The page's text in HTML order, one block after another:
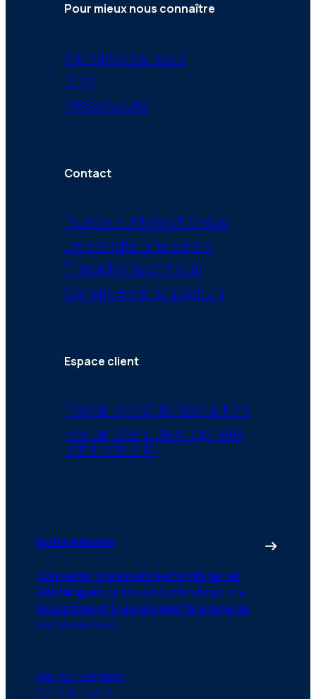
Pour mieux nous connaître
À propos de nous
Blog
Ressources
Contact
Bureaux internationaux
Demander une démo
Travailler avec nous
Canal de dénonciation
Espace client
Portail client de traduction
Portail client de propriété
intellectuelle
Notre histoire
Connecter, transmettre et protéger en
220 langues, grâce à la technologie, à la
linguistique et à une excellente équipe de
professionnels.
Mentions légales
Confidentialité